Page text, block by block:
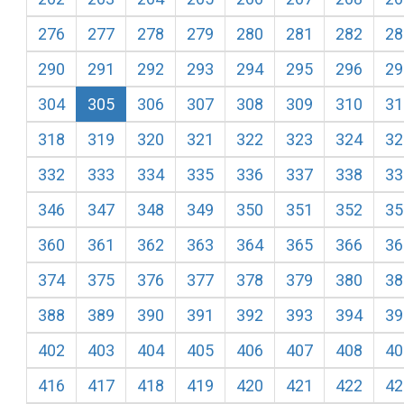
276
277 278 279 280 281 282
290
291 292 293 294 295 296
304
305 306 307 308 309 310
318
319 320 321 322 323 324
332
333 334 335 336 337 338
346
347 348 349 350 351 352
360
361 362 363 364 365 366
374
375 376 377 378 379 380
388
389 390 391 392 393 394
402
403 404 405 406 407 408
416
417 418 419 420 421 422